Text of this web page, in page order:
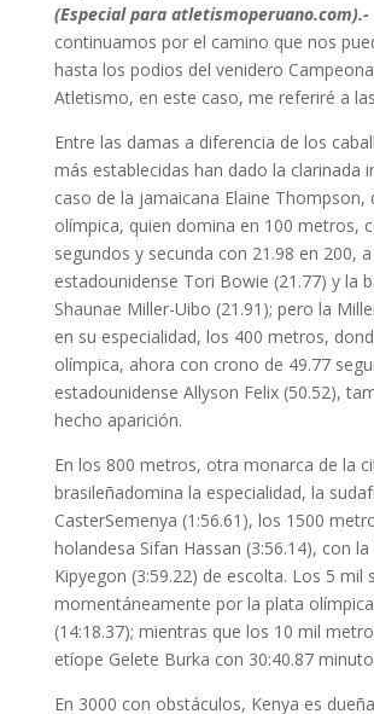
(Especial para atletismoperuano.com).-
continuamos por el camino que nos
hasta los podios del venidero
Atletismo, en este caso, me referiré a
Entre las damas a diferencia de los
más establecidas han dado la clarinada
caso de la jamaicana Elaine Thompson,
olímpica, quien domina en 100 metros,
segundos y secunda con 21.98 en 200,
estadounidense Tori Bowie (21.77) y la
Shaunae Miller-Uibo (21.91); pero la
en su especialidad, los 400 metros,
olímpica, ahora con crono de 49.77
estadounidense Allyson Felix (50.52),
hecho aparición.
En los 800 metros, otra monarca de la
brasileñadomina la especialidad, la
CasterSemenya (1:56.61), los 1500
holandesa Sifan Hassan (3:56.14), con
Kipyegon (3:59.22) de escolta. Los 5 mil
momentáneamente por la plata
(14:18.37); mientras que los 10 mil
etíope Gelete Burka con 30:40.87
En 3000 con obstáculos, Kenya es